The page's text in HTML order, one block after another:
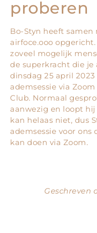
proberen
Bo-Styn heeft
airfoce.ooo
zoveel mogelijk
de superkracht die je
dinsdag 25 april
ademsessie via
Club. Normaal
aanwezig en loopt
kan helaas niet, dus
ademsessie voor
kan doen via Zoom.
Geschreven